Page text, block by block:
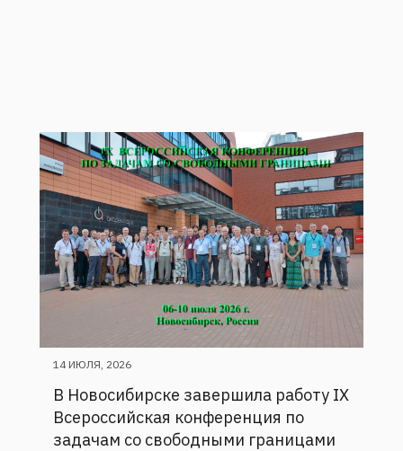
14 ИЮЛЯ, 2026
В Новосибирске завершила работу IX
Всероссийская конференция по
задачам со свободными границами